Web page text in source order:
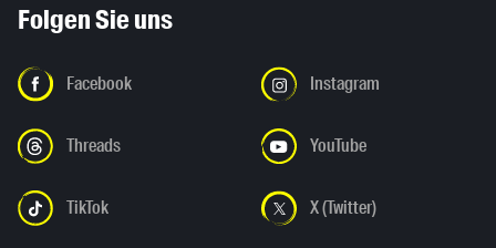
Folgen Sie uns
Facebook Instagram
Threads YouTube
TikTok X (Twitter)